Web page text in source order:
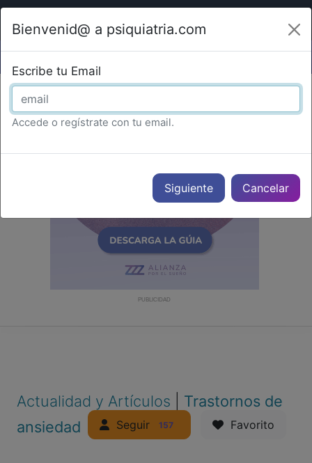
Bienvenid@ a psiquiatria.com
Escribe tu Email
Accede o regístrate con tu email.
Cancelar
PUBLICIDAD
Actualidad y Artículos
Trastornos de
ansiedad
Seguir 157 Favorito